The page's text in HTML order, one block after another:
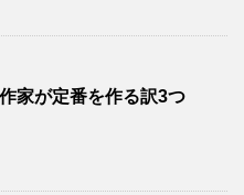
家が定番を作る訳3つ